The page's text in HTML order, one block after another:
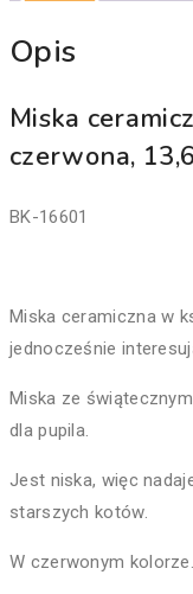
Opis
Miska
czerwona,
BK-16601
Miska ceramiczna w
jednocześnie
Miska ze
dla pupila.
Jest niska, więc
starszych kotów.
W czerwonym kolorze.